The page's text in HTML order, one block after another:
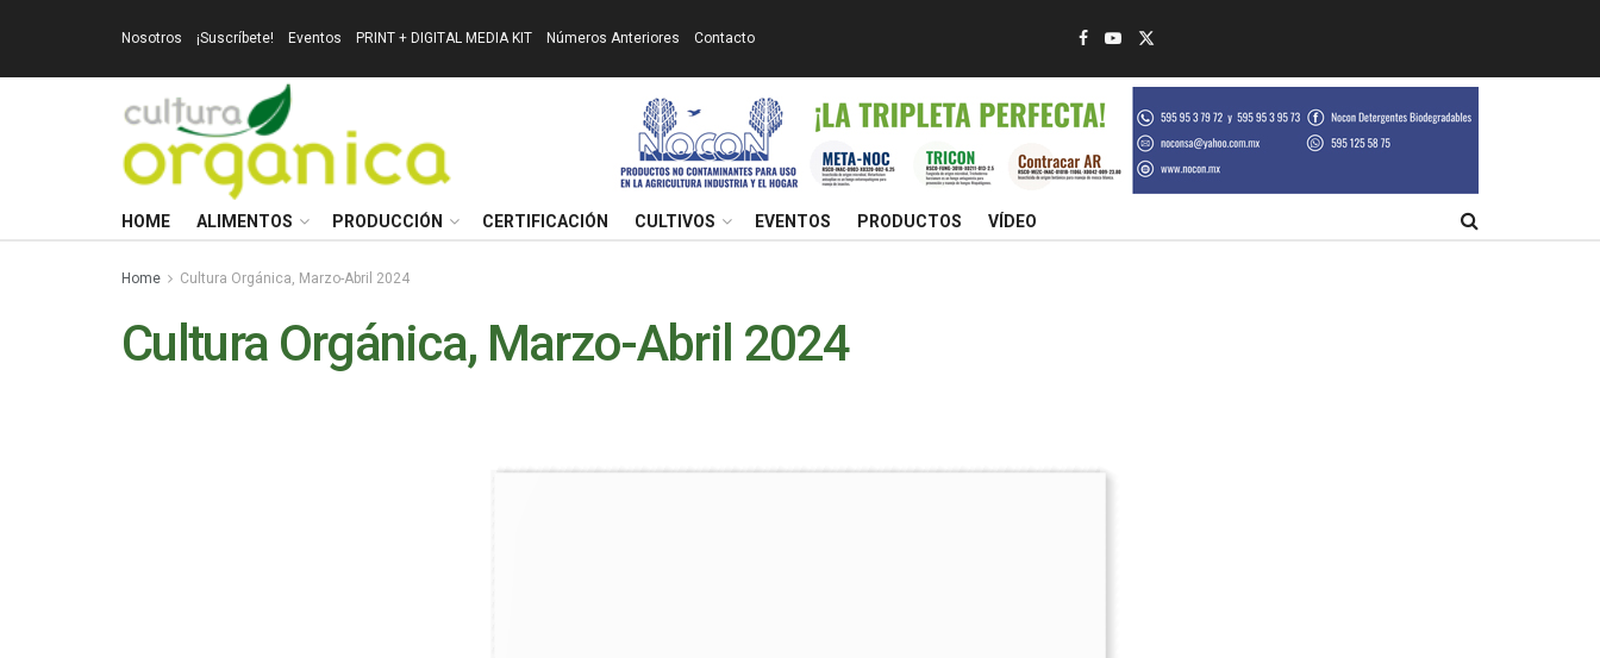
Nosotros ¡Suscríbete! Eventos PRINT + DIGITAL MEDIA KIT Números Anteriores Contacto
HOME ALIMENTOS PRODUCCIÓN CERTIFICACIÓN CULTIVOS EVENTOS PRODUCTOS VÍDEO
Home Cultura Orgánica, Marzo-Abril 2024
Cultura Orgánica, Marzo-Abril 2024